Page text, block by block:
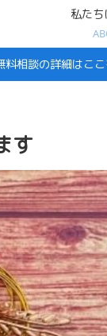
私た
料相談の詳細はこ
す